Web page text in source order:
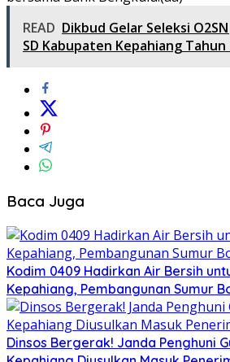
READ Dikbud Gelar Seleksi
SD Kabupaten Kepahiang Tahun
Baca Juga
Kodim 0409 Hadirkan Air Bersih
Kepahiang, Pembangunan Sumur
Dinsos Bergerak! Janda Penghuni